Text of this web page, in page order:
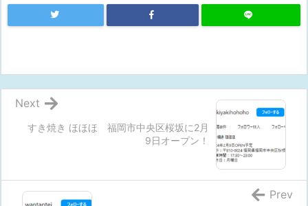
すき焼き ほほほ 福岡市中央区桜坂に2月
9日オープン！
Next
Prev